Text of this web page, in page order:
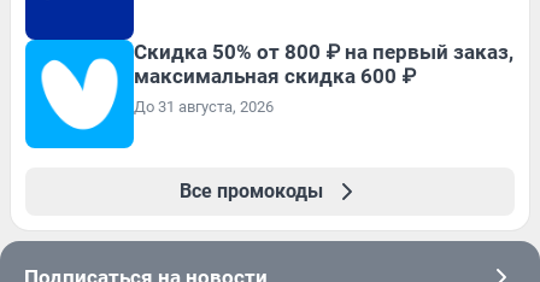
Скидка 50% от 800 ₽ на первый заказ,
максимальная скидка 600 ₽
До 31 августа, 2026
Все промокоды
Подписаться на новости